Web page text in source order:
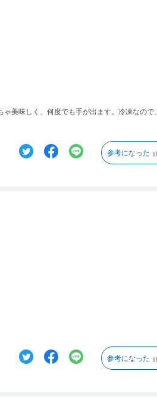
美味しく、何度でも手が出ます。冷凍なので
参考になった
参考になった